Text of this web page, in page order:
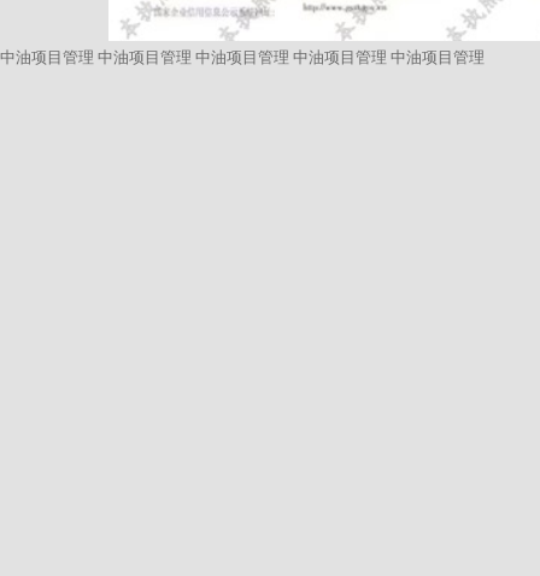
中油项目管理 中油项目管理 中油项目管理 中油项目管理 中油项目管理